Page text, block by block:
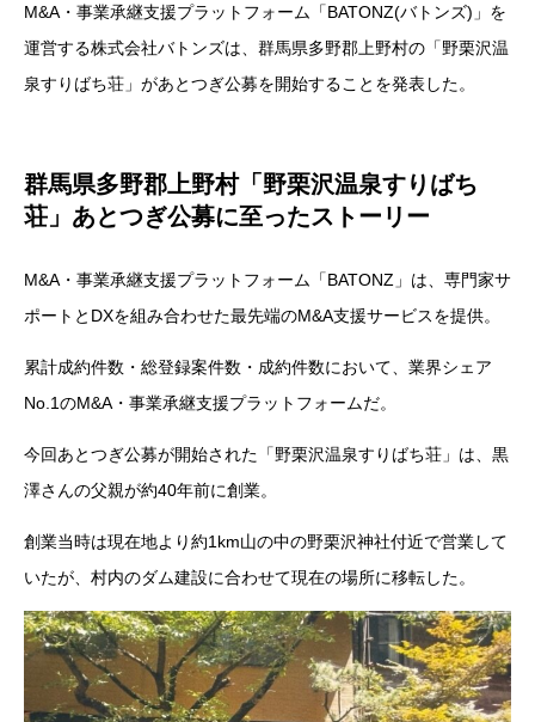
M&A・事業承継支援プラットフォーム「BATONZ(バトンズ)」を
運営する株式会社バトンズは、群馬県多野郡上野村の「野栗沢温
泉すりばち荘」があとつぎ公募を開始することを発表した。
群馬県多野郡上野村「野栗沢温泉すりばち
荘」あとつぎ公募に至ったストーリー
M&A・事業承継支援プラットフォーム「BATONZ」は、専門家サ
ポートとDXを組み合わせた最先端のM&A支援サービスを提供。
累計成約件数・総登録案件数・成約件数において、業界シェア
No.1のM&A・事業承継支援プラットフォームだ。
今回あとつぎ公募が開始された「野栗沢温泉すりばち荘」は、黒
澤さんの父親が約40年前に創業。
創業当時は現在地より約1km山の中の野栗沢神社付近で営業して
いたが、村内のダム建設に合わせて現在の場所に移転した。